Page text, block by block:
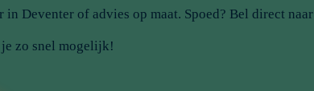
in Deventer of advies op maat. Spoed? Bel direct naar
zo snel mogelijk!